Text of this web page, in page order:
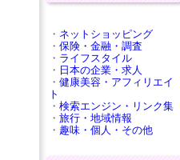
・ ネットショッピング
・ 保険・金融・調査
・ ライフスタイル
・ 日本の企業・求人
・ 健康美容・アフィリエイ
ト
・ 検索エンジン・リンク集
・ 旅行・地域情報
・ 趣味・個人・その他